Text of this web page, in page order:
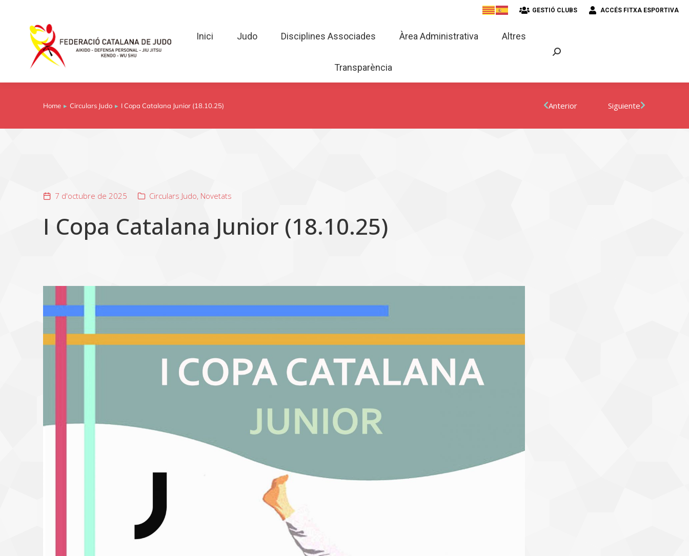
GESTIÓ CLUBS ACCÉS FITXA ESPORTIVA
Inici Judo Disciplines Associades Àrea Administrativa Altres
Transparència
You are here:
Home Circulars Judo I Copa Catalana Junior (18.10.25) Anterior Siguiente
7 d'octubre de 2025 Circulars Judo, Novetats
I Copa Catalana Junior (18.10.25)
Àrea Administrativa Altres